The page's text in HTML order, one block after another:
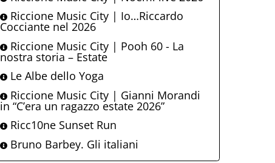
Riccione Music City | Io…Riccardo
Cocciante nel 2026
Riccione Music City | Pooh 60 - La
nostra storia – Estate
Le Albe dello Yoga
Riccione Music City | Gianni Morandi
in “C’era un ragazzo estate 2026”
Ricc10ne Sunset Run
Bruno Barbey. Gli italiani